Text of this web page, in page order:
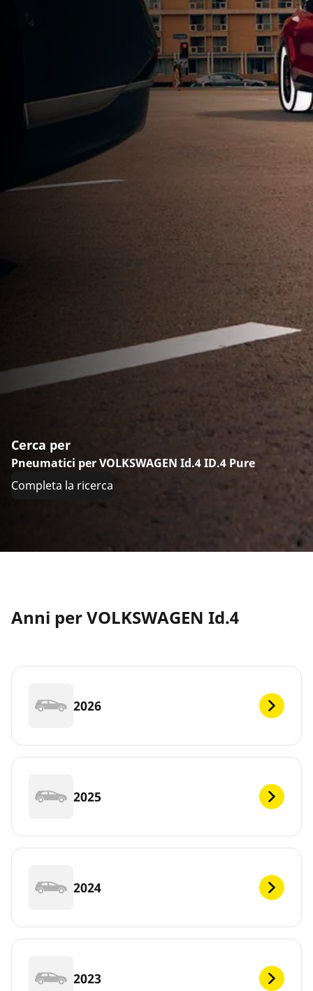
Cerca per
Pneumatici per VOLKSWAGEN Id.4 ID.4 Pure
Completa la ricerca
Anni per VOLKSWAGEN Id.4
2026
2025
2024
2023